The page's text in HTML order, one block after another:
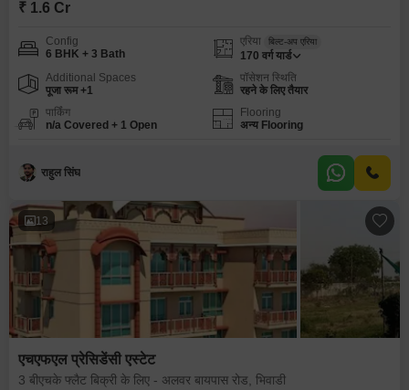
₹ 1.6 Cr
Config
6 BHK + 3 Bath
एरिया बिल्ट-अप एरिया
170 वर्ग यार्ड
Additional Spaces
पूजा रूम +1
पॉसेशन स्थिति
रहने के लिए तैयार
पार्किंग
n/a Covered + 1 Open
Flooring
अन्य Flooring
राहुल सिंघ
13
एचएफएल प्रेसिडेंसी एस्टेट
3 बीएचके फ्लैट बिक्री के लिए - अलवर बायपास रोड, भिवाडी